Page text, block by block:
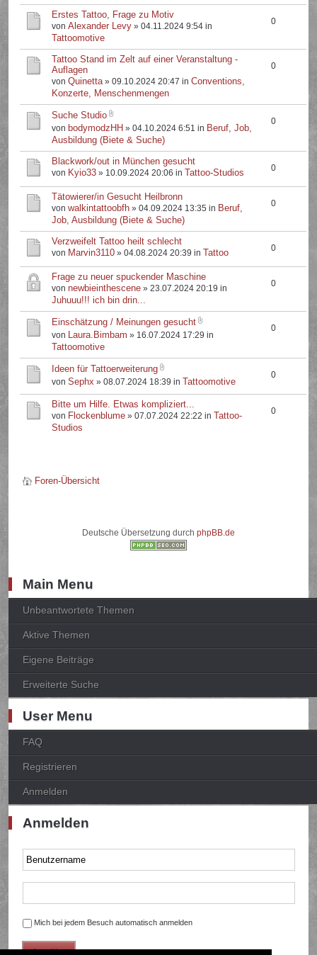
Erstes Tattoo, Frage zu Motiv
vonAlexander Levy » 04.11.2024 9:54 in
Tattoomotive
0
Tattoo Stand im Zelt auf einer Veranstaltung -
Auflagen
vonQuinetta» 09.10.2024 20:47 inConventions,
Konzerte, Menschenmengen
0
Suche Studio
von bodymodzHH » 04.10.2024 6:51 in Beruf, Job,
Ausbildung (Biete & Suche)
0
Blackwork/out in München gesucht
von Kyio33 » 10.09.2024 20:06 in Tattoo-Studios 0
Tätowierer/in Gesucht Heilbronn
vonwalkintattoobfh » 04.09.2024 13:35 in Beruf,
Job, Ausbildung (Biete & Suche)
0
Verzweifelt Tattoo heilt schlecht
von Marvin3110 » 04.08.2024 20:39 in Tattoo 0
Frage zu neuer spuckender Maschine
vonnewbieinthescene » 23.07.2024 20:19 in
Juhuuu!!! ich bin drin...
0
Einschätzung / Meinungen gesucht
von Laura.Bimbam » 16.07.2024 17:29 in
Tattoomotive
0
Ideen für Tattoerweiterung
vonSephx » 08.07.2024 18:39 in Tattoomotive
0
Bitte um Hilfe. Etwas kompliziert...
von Flockenblume » 07.07.2024 22:22 in Tattoo-
Studios
0
Foren-Übersicht
Deutsche Übersetzung durch phpBB.de
Main Menu
Unbeantwortete Themen
Aktive Themen
Eigene Beiträge
Erweiterte Suche
User Menu
FAQ
Registrieren
Anmelden
Anmelden
Mich bei jedem Besuch automatisch anmelden